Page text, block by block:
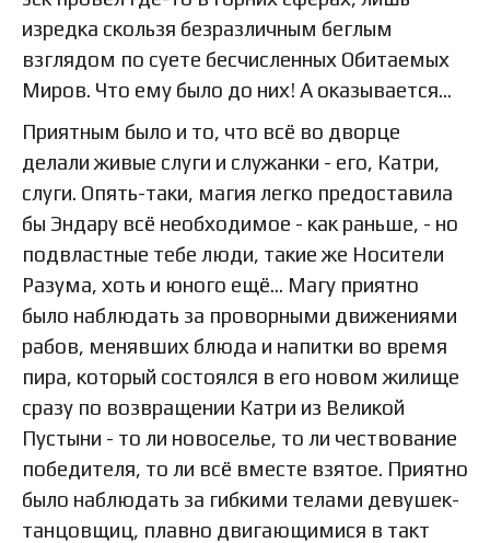
изредка скользя безразличным беглым
взглядом по суете бесчисленных Обитаемых
Миров. Что ему было до них! А оказывается…
Приятным было и то, что всё во дворце
делали живые слуги и служанки - его, Катри,
слуги. Опять-таки, магия легко предоставила
бы Эндару всё необходимое - как раньше, - но
подвластные тебе люди, такие же Носители
Разума, хоть и юного ещё… Магу приятно
было наблюдать за проворными движениями
рабов, менявших блюда и напитки во время
пира, который состоялся в его новом жилище
сразу по возвращении Катри из Великой
Пустыни - то ли новоселье, то ли чествование
победителя, то ли всё вместе взятое. Приятно
было наблюдать за гибкими телами девушек-
танцовщиц, плавно двигающимися в такт